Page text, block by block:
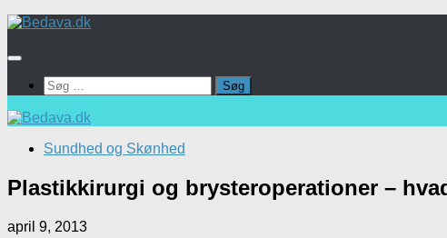
Skip
content
Søg
efter:
Sundhed og Skønhed
Plastikkirurgi og brysteroperationer –
april 9, 2013